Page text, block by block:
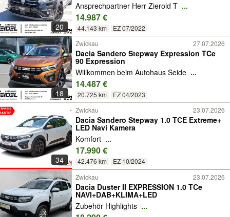
20
Ansprechpartner Herr Zierold T ...
14.987 €
44.143 km EZ 07/2022
18
Zwickau 27.07.2026
Dacia Sandero Stepway Expression TCe
90 Expression
Willkommen beim Autohaus Seide ...
14.487 €
20.725 km EZ 04/2023
34
Zwickau 23.07.2026
Dacia Sandero Stepway 1.0 TCE Extreme+
LED Navi Kamera
Komfort ...
17.990 €
42.476 km EZ 10/2024
Zwickau 23.07.2026
Dacia Duster II EXPRESSION 1.0 TCe
NAVI+DAB+KLIMA+LED
Zubehör Highlights ...